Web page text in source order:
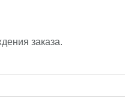
заказа.